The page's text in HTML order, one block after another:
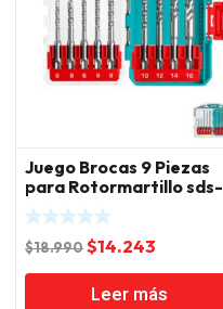
Juego Brocas 9 Piezas
para Rotormartillo sds-
plus Total
$18.990El
precio
original
$14.243
precio
actual
Leer más